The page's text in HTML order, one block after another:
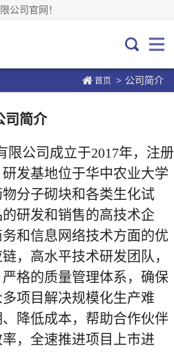
公司官网！
首页 > 公司简介
司简介
限公司成立于2017年，注册
发基地位于华中农业大学
物分子砌块和各类生化试
研发和销售的高技术企
和信息网络技术方面的优
，高水平技术研发团队，
严格的质量管理体系， 确保
项目解决规模化生产难
降低成本，帮助合作伙伴
，全速推进项目上市进